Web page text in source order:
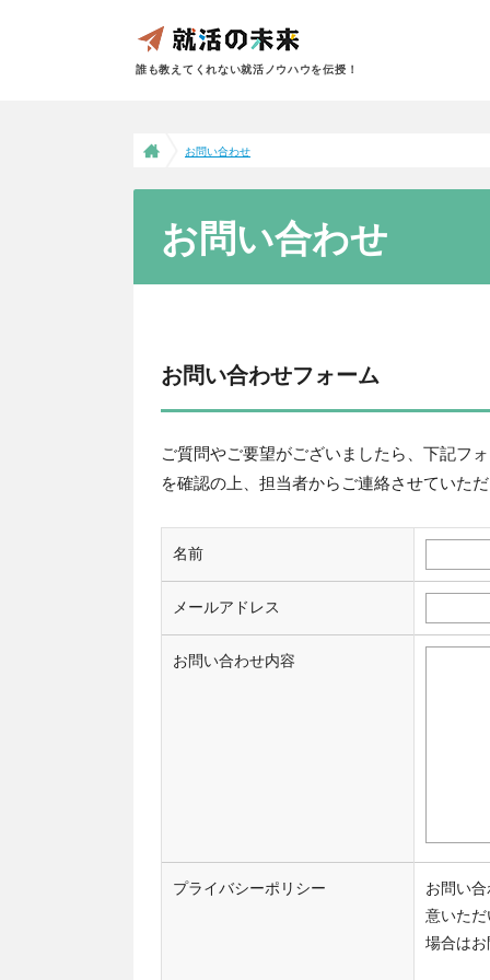
誰も教えてくれない就活ノウハウを伝授！
お問い合わせ
お問い合わせ
お問い合わせフォーム
ご質問やご要望がございましたら、下記フ
を確認の上、担当者からご連絡させていた
名前
メールアドレス
お問い合わせ内容
プライバシーポリシー
お問い
意いた
場合は